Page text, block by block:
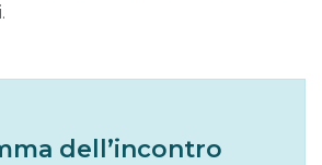
dell’incontro